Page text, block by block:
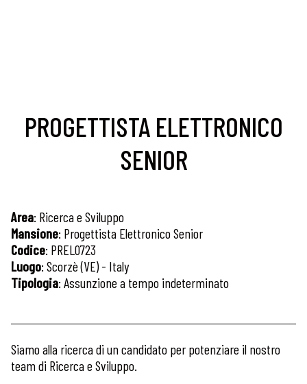
PROGETTISTA ELETTRONICO
SENIOR
Area: Ricerca e Sviluppo
Mansione: Progettista Elettronico Senior
Codice: PREL0723
Luogo: Scorzè (VE) - Italy
Tipologia: Assunzione a tempo indeterminato
Siamo alla ricerca di un candidato per potenziare il nostro
team di Ricerca e Sviluppo.